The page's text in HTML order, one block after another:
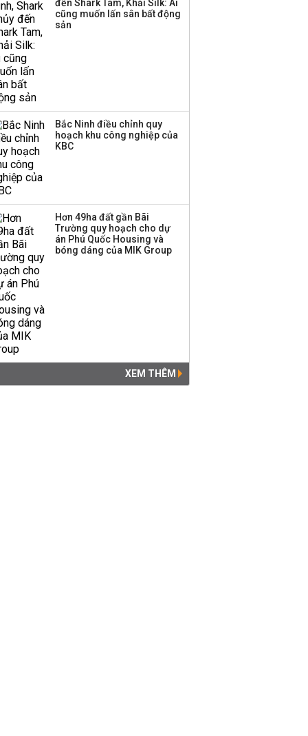
đến Shark Tam, Khải Silk: Ai
cũng muốn lấn sân bất động
sản
Bắc Ninh điều chỉnh quy
hoạch khu công nghiệp của
KBC
Hơn 49ha đất gần Bãi
Trường quy hoạch cho dự
án Phú Quốc Housing và
bóng dáng của MIK Group
XEM THÊM